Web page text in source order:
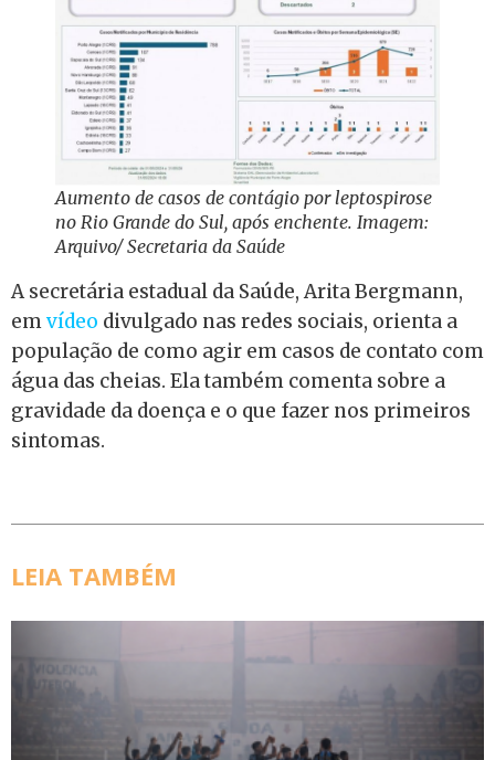
Aumento de casos de contágio por leptospirose
no Rio Grande do Sul, após enchente. Imagem:
Arquivo/ Secretaria da Saúde
A secretária estadual da Saúde, Arita Bergmann,
emvídeo divulgado nas redes sociais, orienta a
população de como agir em casos de contato com
água das cheias. Ela também comenta sobre a
gravidade da doença e o que fazer nos primeiros
sintomas.
LEIA TAMBÉM